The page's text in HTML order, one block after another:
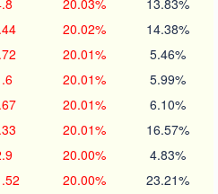
20.03% 13.83%
20.02% 14.38%
20.01% 5.46%
20.01% 5.99%
20.01% 6.10%
20.01% 16.57%
20.00% 4.83%
20.00% 23.21%